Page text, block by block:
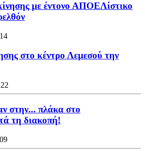
με έντονο ΑΠΟΕΛίστικο
στο κέντρο Λεμεσού την
στην... πλάκα στο
τη διακοπή!